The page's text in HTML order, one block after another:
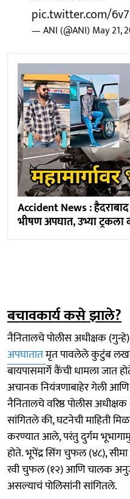
pic.twitter.com/
— ANI (@ANI) May 21,
Accident News : हैदराबाद
भीषण अपघात, उभ्या
बचावकार्य कसे झाले?
नैनितालचे पोलीस अधीक्षक
अपघातातमृत पावलेले कुटुंब
बायपासमार्गे कैंची धामला जात
अचानक नियंत्रणाबाहेर गेली
नैनितालचे वरिष्ठ पोलीस
सांगितले की, घटनेची माहिती
करण्यात आले, परंतु दुर्गम
होते. भूपेंद्र सिंग चुफल (४८),
रवी चुफल (१२) आणि चालक अनुज
असल्याचं पोलिसांनी सांगितले.